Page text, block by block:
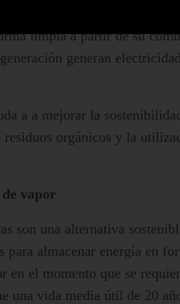
limpia a partir de su
generan
a a mejorar la
residuos orgánicos y la
vapor
son una alternativa
para almacenar energía en
en el momento que se
una vida media útil de 20